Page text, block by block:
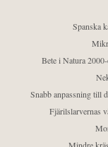
Spanska
Bete i Natura
Snabb anpassning till
Fjärilslarvernas